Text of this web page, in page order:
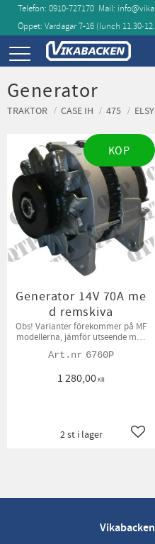
Meny
Telefon: 0910-727170 Mail:
Öppet: Vardagar 7-16 (lunch
Generator
TRAKTOR CASE IH 475
Generator 14V 70A me
d remskiva
Obs! Varianter förekommer på MF
modellerna, jämför utseende med
6760P
1 280,00KR
2 st i lager
KÖP